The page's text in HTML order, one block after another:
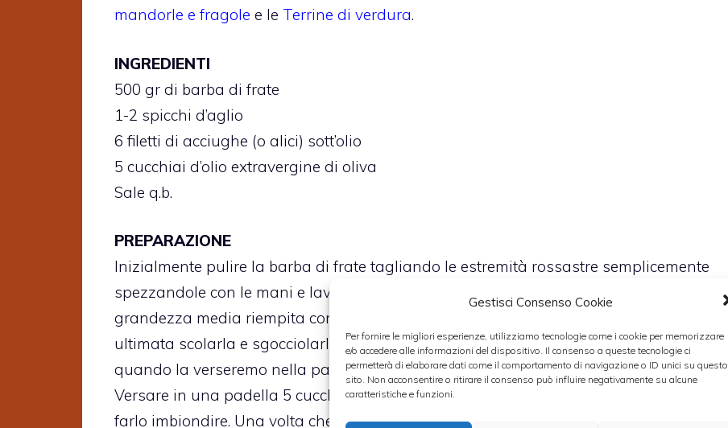
Gestisci Consenso Cookie
Per fornire le migliori esperienze, utilizziamo tecnologie come i cookie per memorizzare
e/o accedere alle informazioni del dispositivo. Il consenso a queste tecnologie ci
permetterà di elaborare dati come il comportamento di navigazione o ID unici su questo
sito. Non acconsentire o ritirare il consenso può influire negativamente su alcune
caratteristiche e funzioni.
mandorle e fragole e le Terrine di verdura.
INGREDIENTI
500 gr di barba di frate
1-2 spicchi d’aglio
6 filetti di acciughe (o alici) sott’olio
5 cucchiai d’olio extravergine di oliva
Sale q.b.
PREPARAZIONE
Inizialmente pulire la barba di frate tagliando le estremità rossastre semplicemente
spezzandole con le mani e lavarla sotto acqua corrente. Metterla in una pentola di
grandezza media riempita con acqua e lessarla per circa 8-10 minuti. A cottura
ultimata scolarla e sgocciolarla bene in maniera tale da non far schizzare l’olio
quando la verseremo nella padella.
Versare in una padella 5 cucchiai d’olio extravergine d’oliva ed 1-2 spicchi d’aglio e
farlo imbiondire. Una volta che l’aglio sarà pronto eliminarlo ed aggiungere le